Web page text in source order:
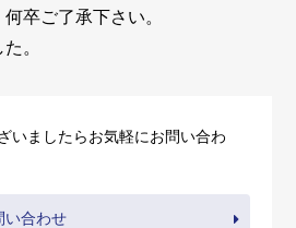
卒ご了承下さい。
。
いましたらお気軽にお問い合わ
い合わせ